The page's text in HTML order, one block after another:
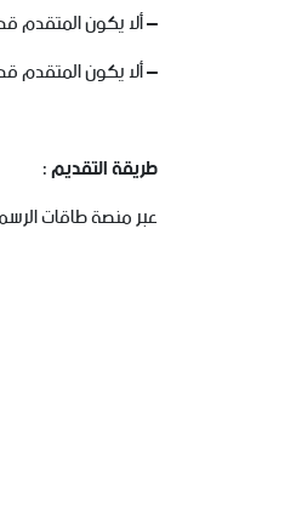
– ألا يكون المتقدم قد
– ألا يكون المتقدم
طريقة التقديم :
عبر منصة طاقات